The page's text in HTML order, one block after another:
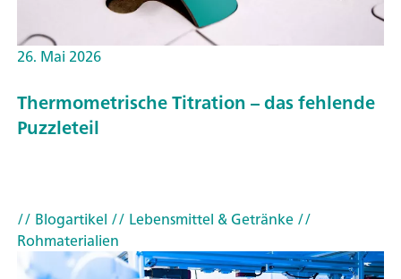
26. Mai 2026
Thermometrische Titration – das fehlende
Puzzleteil
// Blogartikel // Lebensmittel & Getränke//
Rohmaterialien